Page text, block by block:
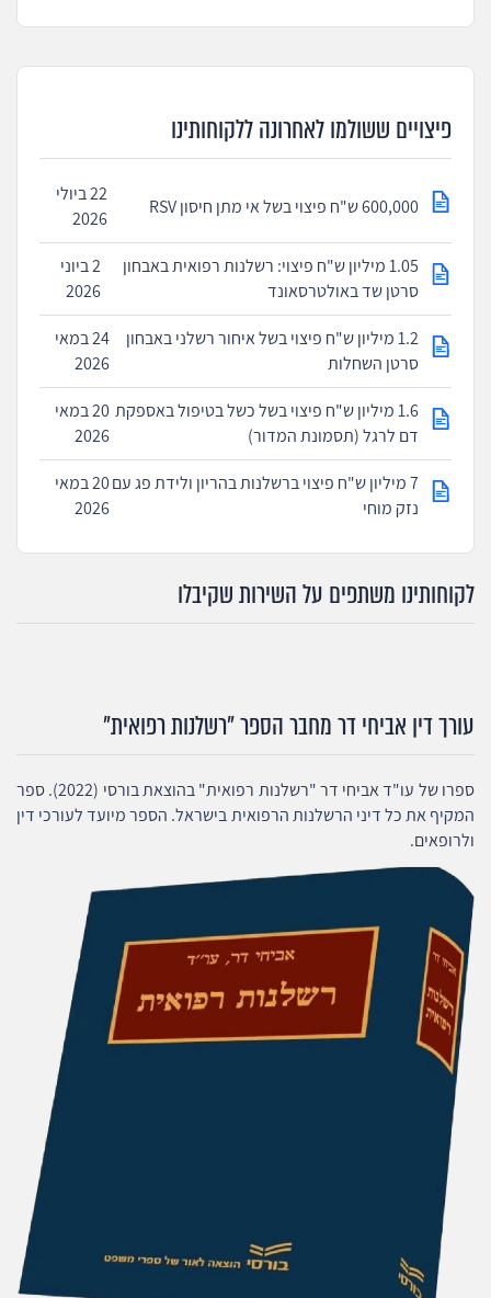
פיצויים ששולמו לאחרונה ללקוחותינו
600,000 ש"ח פיצוי בשל אי מתן חיסון RSV
22 ביולי
2026
1.05 מיליון ש"ח פיצוי: רשלנות רפואית באבחון
סרטן שד באולטרסאונד
2 ביוני
2026
1.2 מיליון ש"ח פיצוי בשל איחור רשלני באבחון
סרטן השחלות
24 במאי
2026
1.6 מיליון ש"ח פיצוי בשל כשל בטיפול באספקת
דם לרגל (תסמונת המדור)
20 במאי
2026
7 מיליון ש"ח פיצוי ברשלנות בהריון ולידת פג עם
נזק מוחי
20 במאי
2026
לקוחותינו משתפים על השירות שקיבלו
עורך דין אביחי דר מחבר הספר "רשלנות רפואית"
ספרו של עו"ד אביחי דר "רשלנות רפואית" בהוצאת בורסי (2022). ספר
המקיף את כל דיני הרשלנות הרפואית בישראל. הספר מיועד לעורכי דין
ולרופאים.